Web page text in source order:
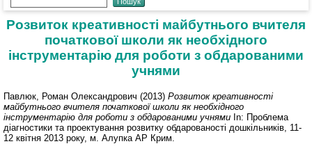
Розвиток креативності майбутнього вчителя
початкової школи як необхідного
інструментарію для роботи з обдарованими
учнями
Павлюк, Роман Олександрович (2013) Розвиток креативності
майбутнього вчителя початкової школи як необхідного
інструментарію для роботи з обдарованими учнями In: Проблема
діагностики та проектування розвитку обдарованості дошкільників, 11-
12 квітня 2013 року, м. Алупка АР Крим.